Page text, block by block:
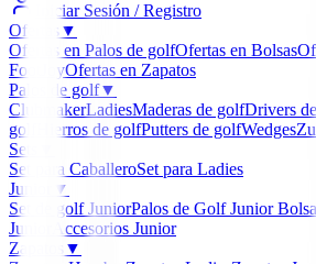
Iniciar Sesión / Registro
Ofertas ▼
Ofertas en Palos de golfOfertas en Bolsas
FootJoyOfertas en Zapatos
Palos de golf▼
ClubmakerLadiesMaderas de golfDrivers
golf
Hierros de golfPutters de golfWedges
Sets
Set para CaballeroSet para Ladies
Junior
▼
Set de golf JuniorPalos de Golf Junior
Junior
Accesorios Junior
Zapatos
▼